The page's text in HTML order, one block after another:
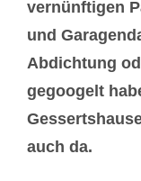
vernünftigen
und
Abdichtung
gegoogelt
auch da.